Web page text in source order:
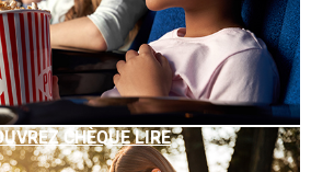
CHÈQUE LIRE